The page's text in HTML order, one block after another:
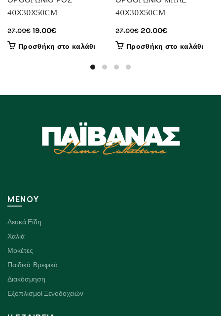
40Χ30Χ50CM
27.00€ Original
price
19.00€Η
τρέχουσα
Προσθήκη στο καλάθι
40Χ30Χ50CM
27.00€ Original
price
20.00€Η
τρέχουσα
Προσθήκη στο καλάθι
ΜΕΝΟΥ
Λευκά Είδη
Χαλιά
Μοκέτες
Παιδικά-Βρεφικά
Διακόσμηση
Εξοπλισμοί Ξενοδοχειών